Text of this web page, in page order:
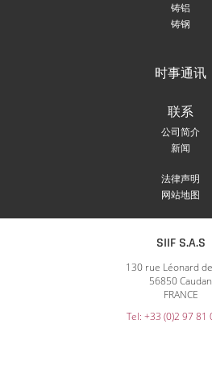
铸铝
铸钢
时事通讯
联系
公司简介
新闻
法律声明
网站地图
SIIF S.A.S
130 rue Léonard
56850 Caudan
FRANCE
Tel: +33 (0)2 97 81